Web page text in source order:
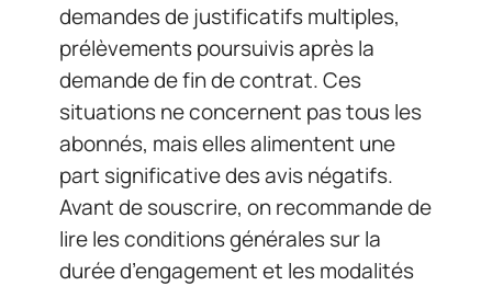
demandes de justificatifs multiples,
prélèvements poursuivis après la
demande de fin de contrat. Ces
situations ne concernent pas tous les
abonnés, mais elles alimentent une
part significative des avis négatifs.
Avant de souscrire, on recommande de
lire les conditions générales sur la
durée d’engagement et les modalités